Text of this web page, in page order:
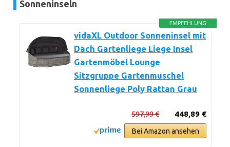
Sonneninseln
EMPFEHLUNG
vidaXL Outdoor Sonneninsel mit
Dach Gartenliege Liege Insel
Gartenmöbel Lounge
Sitzgruppe Gartenmuschel
Sonnenliege Poly Rattan Grau
448,89 €
597,99 €
Bei Amazon ansehen